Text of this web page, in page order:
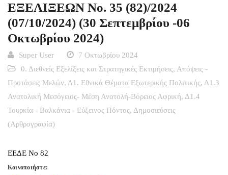
ΕΞΕΛΙΞΕΩΝ Νο. 35 (82)/2024
(07/10/2024) (30 Σεπτεμβρίου -06
Οκτωβρίου 2024)
Super User
7 Οκτωβρίου 2024
0. Διεθνείς Εξελίξεις και Στρατηγικές Εκτιμήσεις, Απόψεις -
Προτάσεις Μελών, Δ1. Εθνικά Θέματα Εξωτερικής Πολιτικής, Δ1.3
Ανατολική Μεσόγειος- Μέση Ανατολή-Βόρειος Αφρική, Δ1.4
Τουρκία - Βαλκάνια - Εύξεινος Πόντος, Δημοσιεύσεις
(Αρθρογραφία)
ΕΕΔΕ Νο 82
Κοινοποιήστε: